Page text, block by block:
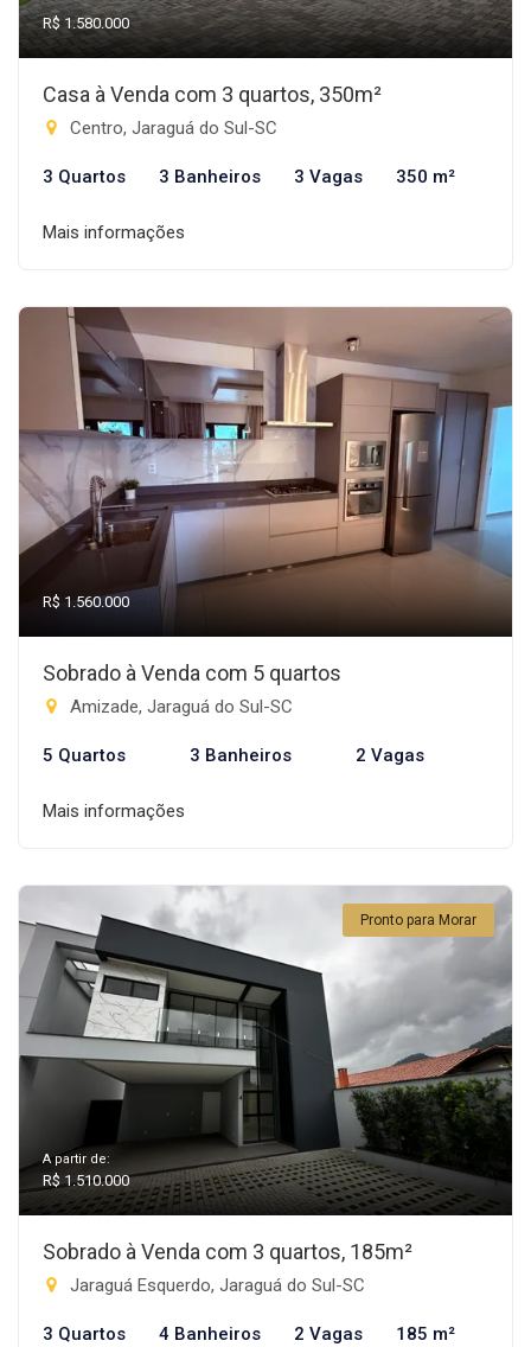
R$ 1.580.000
Casa à Venda com 3 quartos, 350m²
Centro, Jaraguá do Sul-SC
3 Quartos 3 Banheiros 3 Vagas 350 m²
Mais informações
R$ 1.560.000
Sobrado à Venda com 5 quartos
Amizade, Jaraguá do Sul-SC
5 Quartos 3 Banheiros 2 Vagas
Mais informações
Pronto para Morar
A partir de:
R$ 1.510.000
Sobrado à Venda com 3 quartos, 185m²
Jaraguá Esquerdo, Jaraguá do Sul-SC
3 Quartos 4 Banheiros 2 Vagas 185 m²